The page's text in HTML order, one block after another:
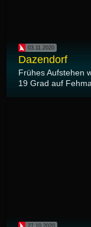
03.11.2020
Dazendorf
Frühes Aufstehen
19 Grad auf
27.10.2020